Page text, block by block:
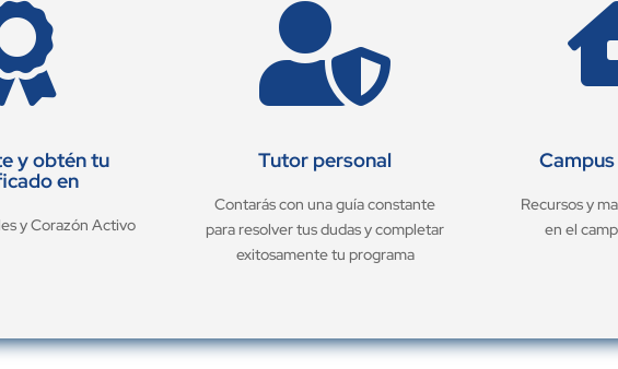
y obtén tu
en
y Corazón Activo

Tutor personal
Contarás con una guía constante
para resolver tus dudas y completar
exitosamente tu programa
Recursos y
en el